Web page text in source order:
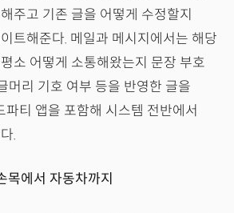
주고 기존 글을 어떻게 수정할지
트해준다. 메일과 메시지에서는 해당
소 어떻게 소통해왔는지 문장 부호
머리 기호 여부 등을 반영한 글을
파티 앱을 포함해 시스템 전반에서
.
에서 자동차까지